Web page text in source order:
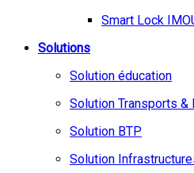
Smart Lock
Solutions
Solution éducation
Solution Transports
Solution BTP
Solution